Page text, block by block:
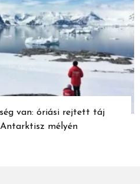
van: óriási rejtett táj
mélyén